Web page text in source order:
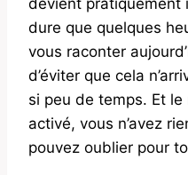
dure que quelques
vous raconter
d’éviter que cela
si peu de temps. Et le
activé, vous n’avez
pouvez oublier pour